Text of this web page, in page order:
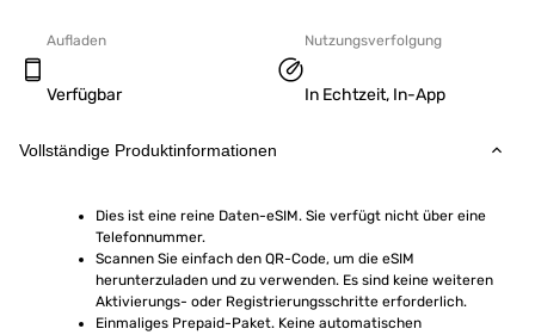
Aufladen
Verfügbar
Nutzungsverfolgung
In Echtzeit, In-App
Vollständige Produktinformationen
Dies ist eine reine Daten-eSIM. Sie verfügt nicht über eine
Telefonnummer.
Scannen Sie einfach den QR-Code, um die eSIM
herunterzuladen und zu verwenden. Es sind keine weiteren
Aktivierungs- oder Registrierungsschritte erforderlich.
Einmaliges Prepaid-Paket. Keine automatischen